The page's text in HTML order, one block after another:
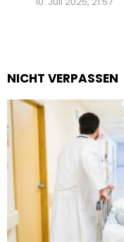
NICHT VERPASSEN